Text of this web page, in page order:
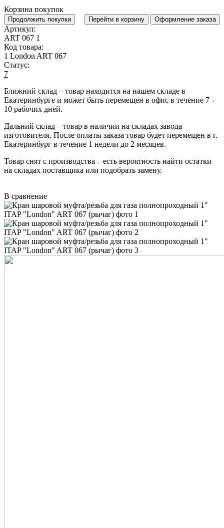
Корзина покупок
Продолжить покупки Перейти в корзину Оформление заказа
Артикул:
ART 067 1
Код товара:
1 London ART 067
Статус:
7
Ближний склад – товар находится на нашем складе в
Екатеринбурге и может быть перемещен в офис в течение 7 -
10 рабочих дней.
Дальний склад – товар в наличии на складах завода
изготовителя. После оплаты заказа товар будет перемещен в г.
Екатеринбург в течение 1 недели до 2 месяцев.
Товар снят с производства – есть вероятность найти остатки
на складах поставщика или подобрать замену.
В сравнение